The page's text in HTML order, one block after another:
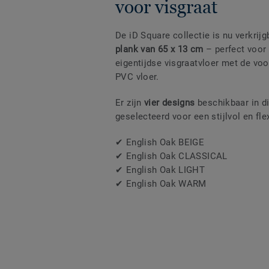
voor visgraat
De iD Square collectie is nu
plank van 65 x 13 cm – perfect voor
eigentijdse visgraatvloer met de
PVC vloer.
Er zijnvier designs beschikbaar in
geselecteerd voor een stijlvol en
✔ English Oak BEIGE
✔ English Oak CLASSICAL
✔ English Oak LIGHT
✔ English Oak WARM